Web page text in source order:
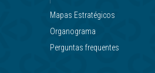
Mapas Estratégicos
Organograma
Perguntas frequentes